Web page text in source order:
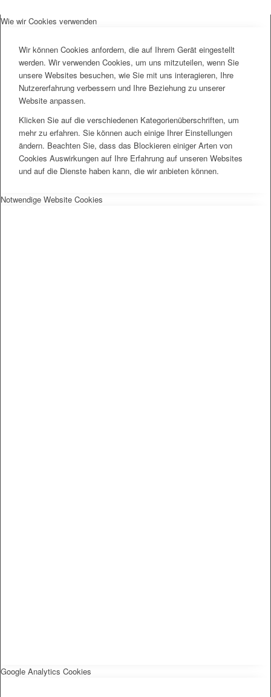
Wie wir Cookies verwenden
Wir können Cookies anfordern, die auf Ihrem Gerät eingestellt
werden. Wir verwenden Cookies, um uns mitzuteilen, wenn Sie
unsere Websites besuchen, wie Sie mit uns interagieren, Ihre
Nutzererfahrung verbessern und Ihre Beziehung zu unserer
Website anpassen.
Klicken Sie auf die verschiedenen Kategorienüberschriften, um
mehr zu erfahren. Sie können auch einige Ihrer Einstellungen
ändern. Beachten Sie, dass das Blockieren einiger Arten von
Cookies Auswirkungen auf Ihre Erfahrung auf unseren Websites
und auf die Dienste haben kann, die wir anbieten können.
Notwendige Website Cookies
Google Analytics Cookies